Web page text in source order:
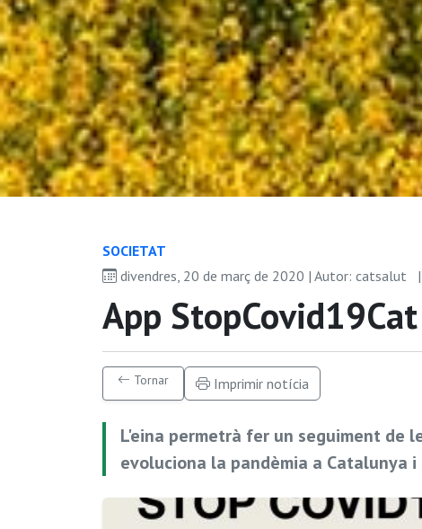
SOCIETAT
divendres, 20 de març de 2020 | Autor: catsalut
App StopCovid19Cat
Tornar Imprimir notícia
L'eina permetrà fer un seguiment de
evoluciona la pandèmia a Catalunya